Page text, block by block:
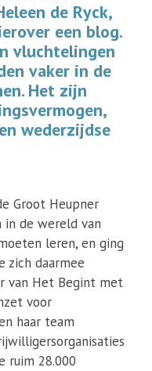
de Ryck,
een blog.
vluchtelingen
vaker in de
Het zijn
wederzijdse
Groot Heupner
in de wereld van
leren, en ging
zich daarmee
van Het Begint met
voor
haar team
ruim 28.000